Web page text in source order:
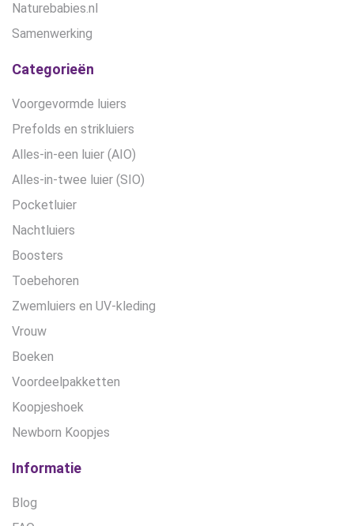
Naturebabies.nl
Samenwerking
Categorieën
Voorgevormde luiers
Prefolds en strikluiers
Alles-in-een luier (AIO)
Alles-in-twee luier (SIO)
Pocketluier
Nachtluiers
Boosters
Toebehoren
Zwemluiers en UV-kleding
Vrouw
Boeken
Voordeelpakketten
Koopjeshoek
Newborn Koopjes
Informatie
Blog